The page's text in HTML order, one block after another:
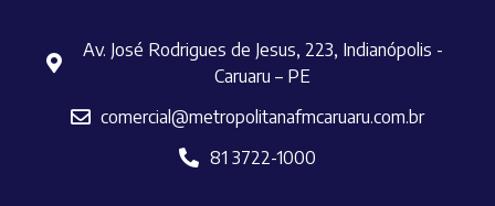
Av. José Rodrigues de Jesus, 223, Indianópolis -
Caruaru – PE
comercial@metropolitanafmcaruaru.com.br
81 3722-1000